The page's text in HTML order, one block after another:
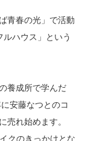
青春の光」で活動
ハウス」という
養成所で学んだ
安藤なつとのコ
売れ始めます。
クのきっかけとな